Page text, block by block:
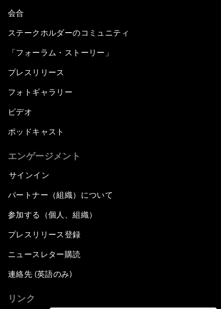
会合
ステークホルダーのコミュニティ
「フォーラム・ストーリー」
プレスリリース
フォトギャラリー
ビデオ
ポッドキャスト
エンゲージメント
サインイン
パートナー（組織）について
参加する（個人、組織）
プレスリリース登録
ニュースレター購読
連絡先 (英語のみ)
リンク